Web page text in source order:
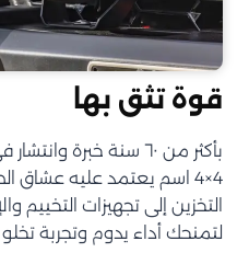
قوة تثق بها
4×4 اسم يعتمد عليه
التخزين إلى تجهيزات
لتمنحك أداء يدوم وتجربة